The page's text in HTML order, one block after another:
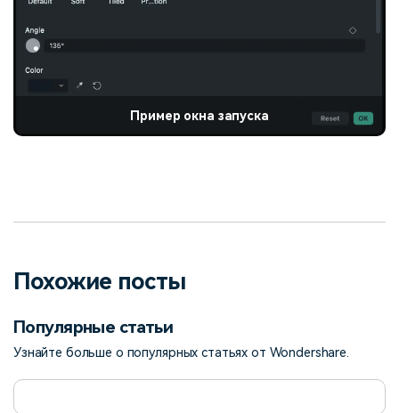
Пример окна запуска
Похожие посты
Популярные статьи
Узнайте больше о популярных статьях от Wondershare.